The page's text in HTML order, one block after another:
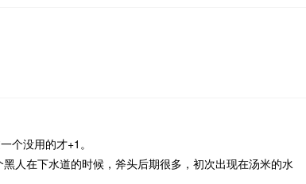
个没用的才+1。
人在下水道的时候，斧头后期很多，初次出现在汤米的水